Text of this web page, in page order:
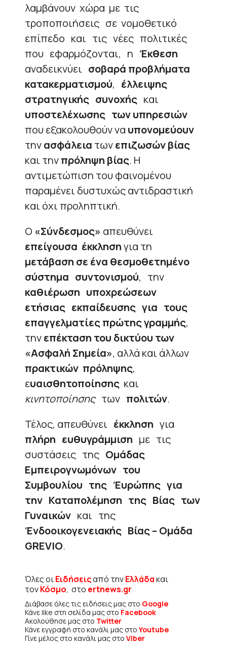
λαμβάνουν χώρα με τις
τροποποιήσεις σε νομοθετικό
επίπεδο και τις νέες πολιτικές
που εφαρμόζονται, η Έκθεση
αναδεικνύει σοβαρά προβλήματα
κατακερματισμού, έλλειψης
στρατηγικής συνοχής και
υποστελέχωσης των υπηρεσιών
που εξακολουθούν να υπονομεύουν
τηνασφάλεια τωνεπιζωσών βίας
και τηνπρόληψη βίας. Η
αντιμετώπιση του φαινομένου
παραμένει δυστυχώς αντιδραστική
και όχι προληπτική.
Ο «Σύνδεσμος» απευθύνει
επείγουσα έκκλησηγια τη
μετάβαση σε ένα θεσμοθετημένο
σύστημα συντονισμού, την
καθιέρωση υποχρεώσεων
ετήσιας εκπαίδευσης για τους
επαγγελματίες πρώτης γραμμής,
τηνεπέκταση του δικτύου των
«Ασφαλή Σημεία», αλλά και άλλων
πρακτικών πρόληψης,
ευαισθητοποίησης και
κινητοποίησηςτων πολιτών.
Τέλος, απευθύνει έκκληση για
πλήρη ευθυγράμμιση με τις
συστάσεις της Ομάδας
Εμπειρογνωμόνων του
Συμβουλίου της Έυρώπης για
την Καταπολέμηση της Βίας των
Γυναικών και της
Ένδοοικογενειακής Βίας – Ομάδα
GREVIO.
Όλες οιΕιδήσειςαπό τηνΕλλάδακαι
τονΚόσμο, στο ertnews.gr
Διάβασε όλες τις ειδήσεις μας στο Google
Κάνε like στη σελίδα μας στο Facebook
Ακολούθησε μας στο Twitter
Κάνε εγγραφή στο κανάλι μας στοYoutube
Γίνε μέλος στο κανάλι μας στο Viber